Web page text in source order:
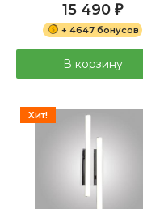
15 490 ₽
+ 4647 бонусов
В корзину
Хит!